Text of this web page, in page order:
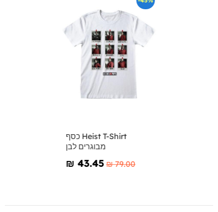
כסף Heist T-Shirt
מבוגרים לבן
₪‎ 43.45 ₪‎ 79.00